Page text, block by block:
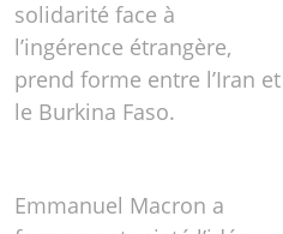
solidarité face à
l’ingérence étrangère,
prend forme entre l’Iran et
le Burkina Faso.
Emmanuel Macron a